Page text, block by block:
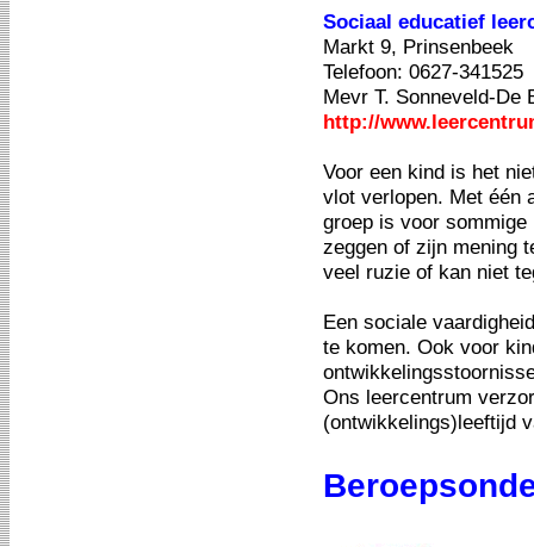
Sociaal educatief
Markt 9, Prinsenbeek
Telefoon: 0627-341525
Mevr T. Sonneveld-De
http://
Voor een kind is het
vlot verlopen. Met één
groep is voor
zeggen of zijn mening
veel ruzie of kan niet
Een sociale
te komen. Ook voor
Ons leercentrum
(ontwikkelings)leeftijd